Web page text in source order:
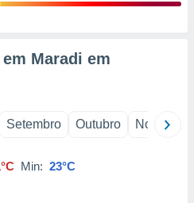
Maradi em
Setembro Outubro Novembro
Min: 23°C